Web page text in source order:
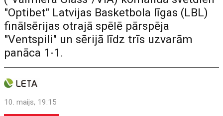
"Optibet" Latvijas Basketbola līgas (LBL)
finālsērijas otrajā spēlē pārspēja
"Ventspili" un sērijā līdz trīs uzvarām
panāca 1-1.
10. maijs, 19:15